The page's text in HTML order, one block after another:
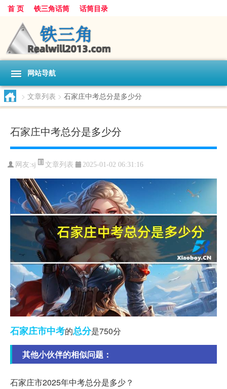
首 页 铁三角话筒 话筒目录
网站导航
> 文章列表 > 石家庄中考总分是多少分
石家庄中考总分是多少分
网友:sj 文章列表 2025-01-02 06:31:16
石家庄市中考的总分是750分
其他小伙伴的相似问题：
石家庄市2025年中考总分是多少？